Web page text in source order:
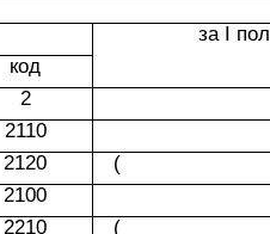
за I
код
2
2110
2120 (
2100
2210 (